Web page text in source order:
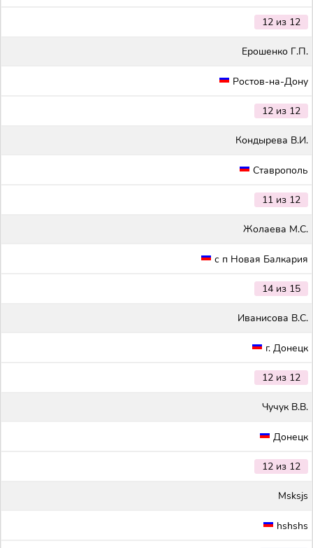
12 из 12
Ерошенко Г.П.
Ростов-на-Дону
12 из 12
Кондырева В.И.
Ставрополь
11 из 12
Жолаева М.С.
с п Новая Балкария
14 из 15
Иванисова В.С.
г. Донецк
12 из 12
Чучук В.В.
Донецк
12 из 12
Msksjs
hshshs